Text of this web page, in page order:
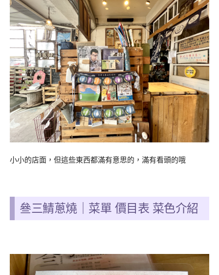
小小的店面，但這些東西都滿有意思的，滿有看頭的哦
叄三鯖蔥燒｜菜單 價目表 菜色介紹